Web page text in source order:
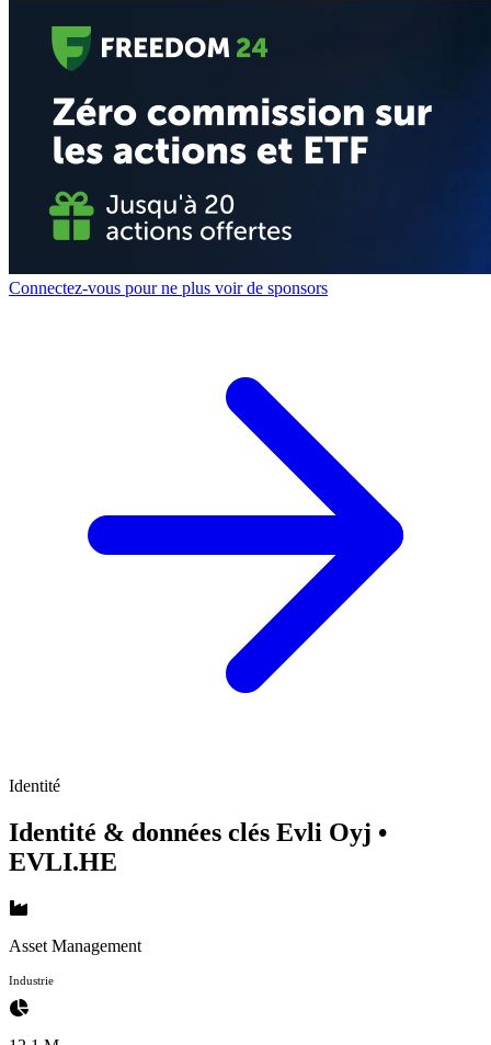
Connectez-vous pour ne plus voir de sponsors
Identité
Identité & données clés Evli Oyj •
EVLI.HE
Asset Management
Industrie